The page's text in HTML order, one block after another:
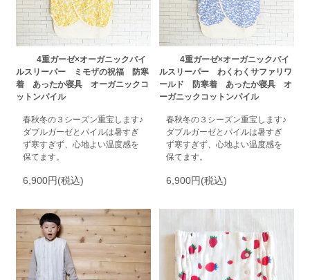
4重ガーゼ×オーガニックパイ
ルスリーパー ミモザの祝福 防寒
着 あったか寝具 オーガニックコ
ットンパイル
春秋冬の３シーズン重宝します♪
ダブルガーゼとパイルは暑すぎ
ず寒すぎず、心地よい温度感を
保てます。
6,900円(税込)
4重ガーゼ×オーガニックパイ
ルスリーパー わくわくサファリワ
ールド 防寒着 あったか寝具 オ
ーガニックコットンパイル
春秋冬の３シーズン重宝します♪
ダブルガーゼとパイルは暑すぎ
ず寒すぎず、心地よい温度感を
保てます。
6,900円(税込)